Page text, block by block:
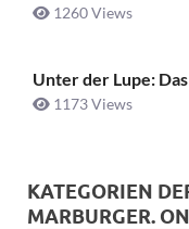
1260 Views
Unter der Lupe:
1173 Views
KATEGORIEN
MARBURGER.